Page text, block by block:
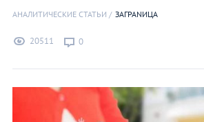
АНАЛИТИЧЕСКИЕ СТАТЬИ ЗАГРАNИЦА
20511 0